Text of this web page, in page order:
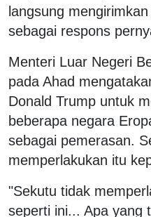
langsung
sebagai respons
Menteri Luar Negeri
pada Ahad
Donald Trump untuk
beberapa negara
sebagai pemerasan.
memperlakukan itu
"Sekutu tidak
seperti ini... Apa yang